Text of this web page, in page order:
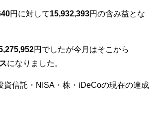
円に対して15,932,393円の含み益とな
円でしたが今月はそこから
になりました。
資信託・NISA・株・iDeCoの現在の達成